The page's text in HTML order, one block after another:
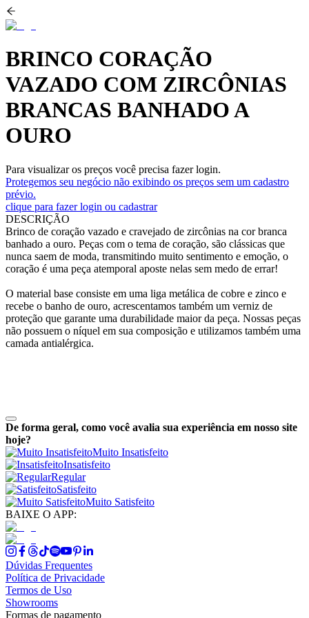
BRINCO CORAÇÃO
VAZADO COM ZIRCÔNIAS
BRANCAS BANHADO A
OURO
Para visualizar os preços você precisa fazer login.
Protegemos seu negócio não exibindo os preços sem um cadastro
prévio.
clique para fazer login ou cadastrar
DESCRIÇÃO
Brinco de coração vazado e cravejado de zircônias na cor branca
banhado a ouro. Peças com o tema de coração, são clássicas que
nunca saem de moda, transmitindo muito sentimento e emoção, o
coração é uma peça atemporal aposte nelas sem medo de errar!
O material base consiste em uma liga metálica de cobre e zinco e
recebe o banho de ouro, acrescentamos também um verniz de
proteção que garante uma durabilidade maior da peça. Nossas peças
não possuem o níquel em sua composição e utilizamos também uma
camada antialérgica.
De forma geral, como você avalia sua experiência em nosso site
hoje?
Muito Insatisfeito
Insatisfeito
Regular
Satisfeito
Muito Satisfeito
BAIXE O APP:
Dúvidas Frequentes
Política de Privacidade
Termos de Uso
Showrooms
Formas de pagamento